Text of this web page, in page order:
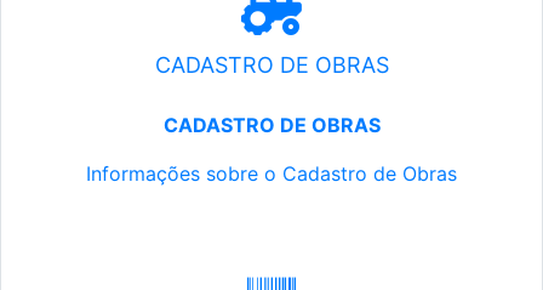
CADASTRO DE OBRAS
CADASTRO DE OBRAS
Informações sobre o Cadastro de Obras